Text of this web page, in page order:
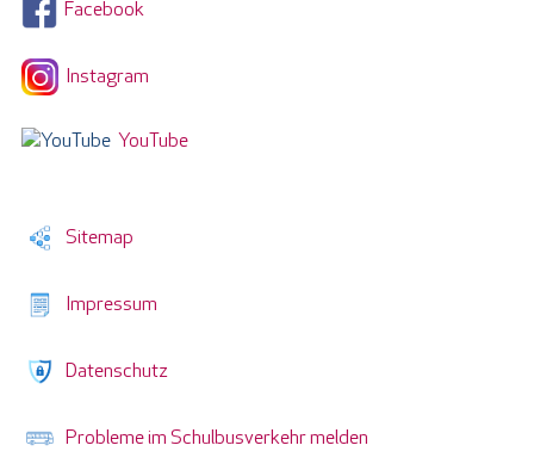
Facebook
Instagram
YouTube
Sitemap
Impressum
Datenschutz
Probleme im Schulbusverkehr melden